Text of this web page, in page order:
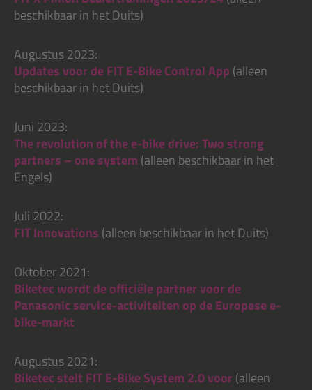
beschikbaar in het Duits)
Augustus 2023:
Updates voor de FIT E-Bike Control App (alleen
beschikbaar in het Duits)
Juni 2023:
The revolution of the e-bike drive: Two strong
partners – one system (alleen beschikbaar in het
Engels)
Juli 2022:
FIT Innovations (alleen beschikbaar in het Duits)
Oktober 2021:
Biketec wordt de officiële partner voor de
Panasonic service-activiteiten op de Europese e-
bike-markt
Augustus 2021:
Biketec stelt FIT E-Bike System 2.0 voor(alleen